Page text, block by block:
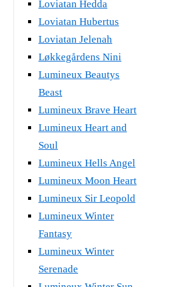
Loviatan Hedda
Loviatan Hubertus
Loviatan Jelenah
Løkkegårdens Nini
Lumineux Beautys
Beast
Lumineux Brave Heart
Lumineux Heart and
Soul
Lumineux Hells Angel
Lumineux Moon Heart
Lumineux Sir Leopold
Lumineux Winter
Fantasy
Lumineux Winter
Serenade